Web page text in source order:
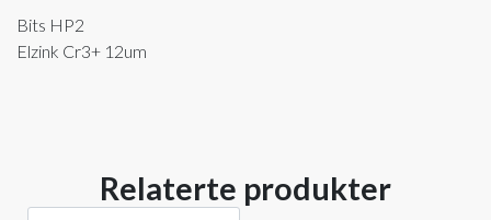
Bits HP2
Elzink Cr3+ 12um
Relaterte produkter